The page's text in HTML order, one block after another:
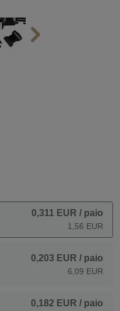
0,311 EUR / paio
1,56 EUR
0,203 EUR / paio
6,09 EUR
0,182 EUR / paio